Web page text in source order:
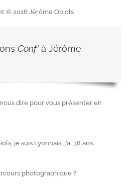
© 2016 Jérôme Obiols
Conf'à Jérôme
dire pour vous présenter en
je suis Lyonnais, j’ai 38 ans.
photographique ?